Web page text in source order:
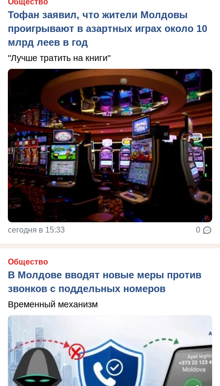
Общество
Тофан заявил, что жители Молдовы
проигрывают в азартных играх около 10
млрд леев в год
"Лучше тратить на книги"
сегодня в 15:33 0
Общество
В Молдове вводят новые меры против
звонков с поддельных номеров
Временный механизм